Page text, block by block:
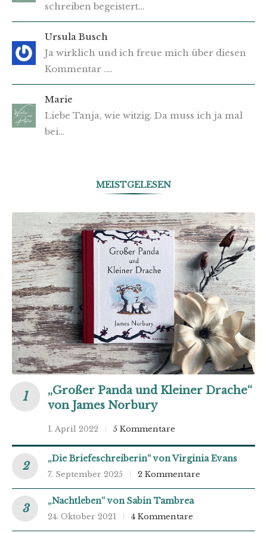
schreiben begeistert…
Ursula Busch
Ja wirklich und ich freue mich über diesen
Kommentar .…
Marie
Liebe Tanja, wie witzig. Da muss ich ja mal
bei…
MEISTGELESEN
„Großer Panda und Kleiner Drache“
von James Norbury
1. April 2022 5 Kommentare
„Die Briefeschreiberin“ von Virginia Evans
7. September 2025 2 Kommentare
„Nachtleben“ von Sabin Tambrea
24. Oktober 2021 4 Kommentare